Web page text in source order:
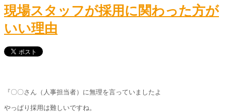
現場スタッフが採用に関わった方が
いい理由
『〇〇さん（人事担当者）に無理を言っていましたよ
やっぱり採用は難しいですね。